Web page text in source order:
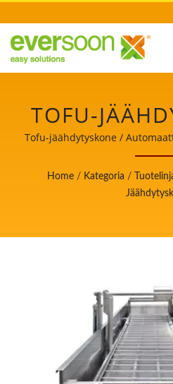
TOFU-
ON YKSI
/
Tofu-jäähdytyskone /
valmistavan koneen johtaja,
on
Home / Kategoria /